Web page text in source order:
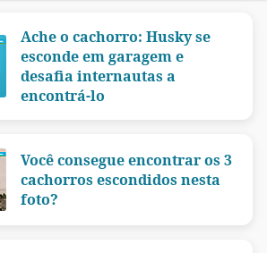
Ache o cachorro: Husky se
esconde em garagem e
desafia internautas a
encontrá-lo
Você consegue encontrar os 3
cachorros escondidos nesta
foto?